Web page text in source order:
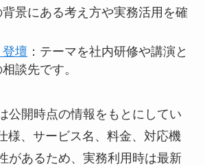
景にある考え方や実務活用を確
壇 ：テーマを社内研修や講演と
談先です。
公開時点の情報をもとにしてい
様、サービス名、料金、対応機
があるため、実務利用時は最新